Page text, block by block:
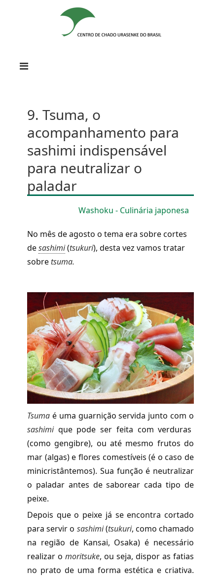
9. Tsuma, o
acompanhamento para
sashimi indispensável
para neutralizar o
paladar
Washoku - Culinária japonesa
No mês de agosto o tema era sobre cortes
desashimi(tsukuri), desta vez vamos tratar
sobre tsuma.
Tsuma é uma guarnição servida junto com o
sashimi que pode ser feita com verduras
(como gengibre), ou até mesmo frutos do
mar (algas) e flores comestíveis (é o caso de
minicristântemos). Sua função é neutralizar
o paladar antes de saborear cada tipo de
peixe.
Depois que o peixe já se encontra cortado
para servir o sashimi (tsukuri, como chamado
na região de Kansai, Osaka) é necessário
realizar o moritsuke, ou seja, dispor as fatias
no prato de uma forma estética e criativa.